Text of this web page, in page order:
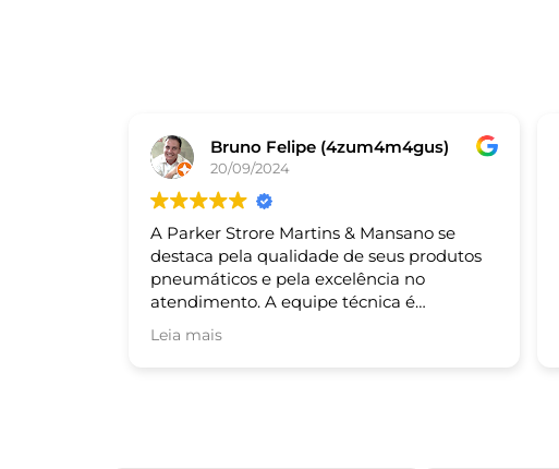
Bruno Felipe (4zum4m4gus)
20/09/2024
A Parker Strore Martins & Mansano se
destaca pela qualidade de seus produtos
pneumáticos e pela excelência no
atendimento. A equipe técnica é
altamente qualificada e sempre pronta
para auxiliar nas necessidades dos clientes.
Leia mais